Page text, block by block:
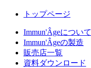
トップページ
Immun'Âgeについて
Immun'Âgeの製造
販売店一覧
資料ダウンロード